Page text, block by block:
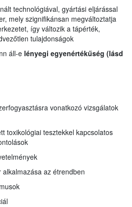
technológiával, gyártási eljárással
mely szignifikánsan megváltoztatja
így változik a tápérték,
tulajdonságok
áll-e lényegi egyenértékűség (lásd
vonatkozó vizsgálatok
toxikológiai tesztekkel kapcsolatos
alkalmazása az étrendben